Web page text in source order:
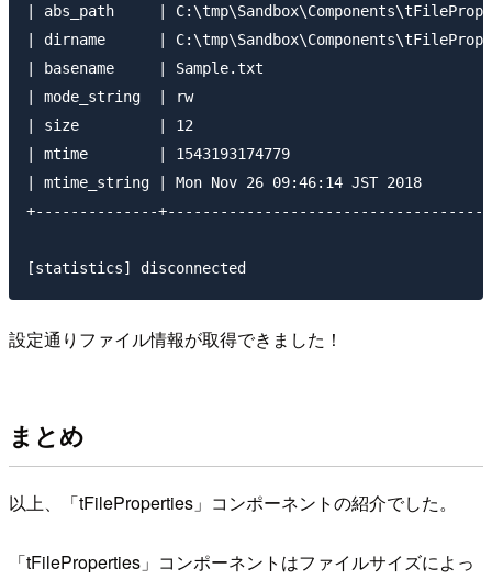
| abs_path     |
| dirname      |
| basename     | Sample.txt
| mode_string  | rw
| size         | 12
| mtime        | 1543193174779
| mtime_string | Mon Nov 26 09:46:14 JST
+--------------
設定通りファイル情報が取得できました！
まとめ
以上、「tFileProperties」コンポーネントの紹介でした。
「tFileProperties」コンポーネントはファイルサイズによっ